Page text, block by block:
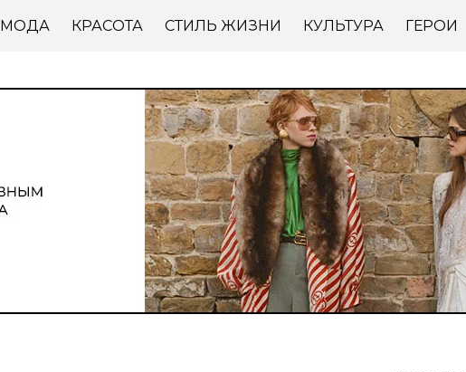
МОДА КРАСОТА СТИЛЬ ЖИЗНИ КУЛЬТУРА ГЕРОИ